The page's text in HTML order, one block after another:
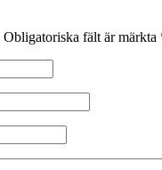
Obligatoriska fält är märkta